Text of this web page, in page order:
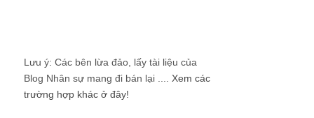
Lưu ý: Các bên lừa đảo, lấy tài liệu của
Blog Nhân sự mang đi bán lại .... Xem các
trường hợp khác ở đây!